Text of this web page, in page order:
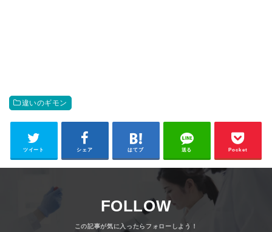
違いのギモン
ツイート シェア はてブ 送る Pocket
FOLLOW